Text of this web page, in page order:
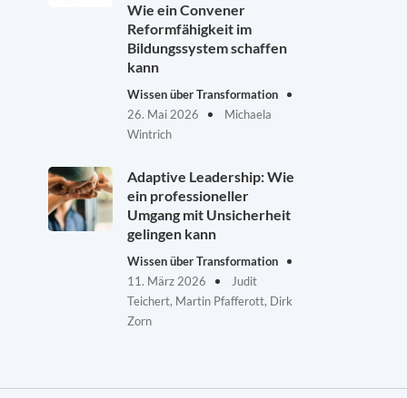
Wie ein Convener
Reformfähigkeit im
Bildungssystem schaffen
kann
Wissen über Transformation
26. Mai 2026
Michaela
Wintrich
Adaptive Leadership: Wie
ein professioneller
Umgang mit Unsicherheit
gelingen kann
Wissen über Transformation
11. März 2026
Judit
Teichert, Martin Pfafferott, Dirk
Zorn